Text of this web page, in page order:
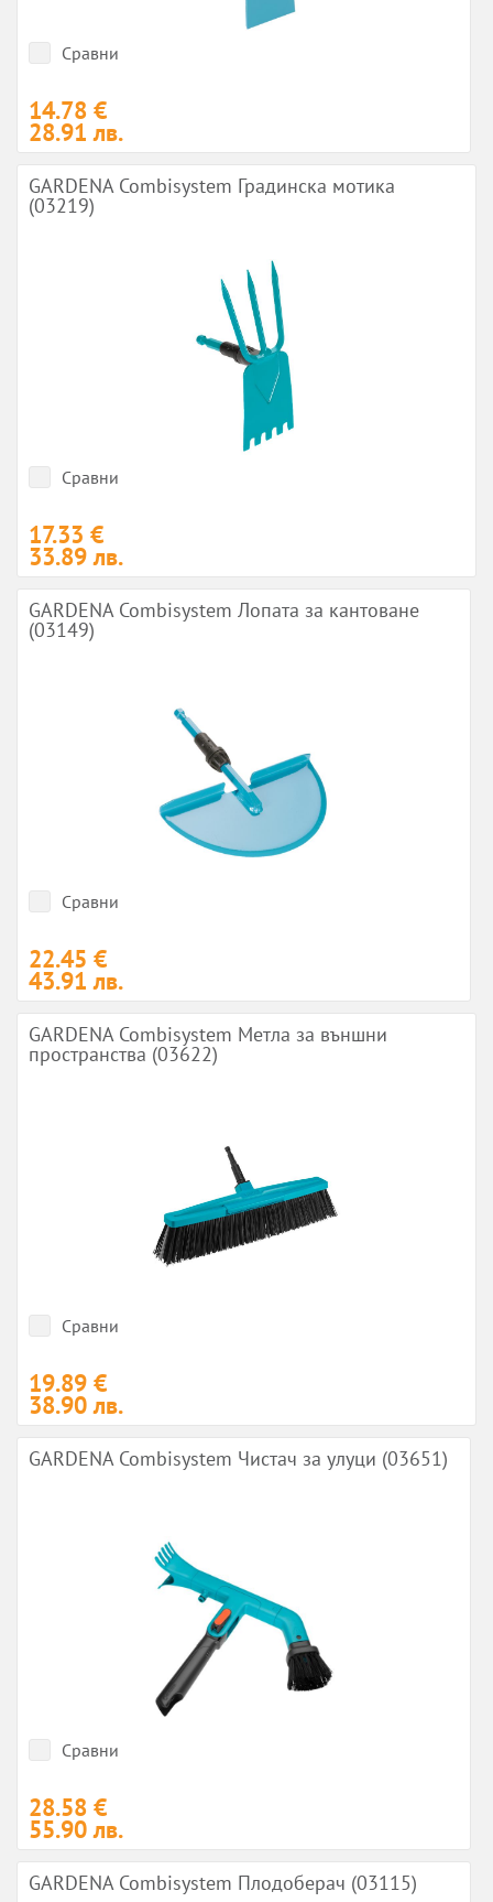
Сравни
14.78 €
28.91 лв.
GARDENA Combisystem Градинска мотика
(03219)
Сравни
17.33 €
33.89 лв.
GARDENA Combisystem Лопата за кантоване
(03149)
Сравни
22.45 €
43.91 лв.
GARDENA Combisystem Метла за външни
пространства (03622)
Сравни
19.89 €
38.90 лв.
GARDENA Combisystem Чистач за улуци (03651)
Сравни
28.58 €
55.90 лв.
GARDENA Combisystem Плодоберач (03115)